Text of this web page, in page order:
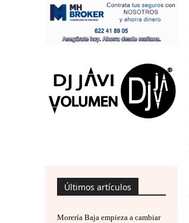
Últimos artículos
Morería Baja empieza a cambiar